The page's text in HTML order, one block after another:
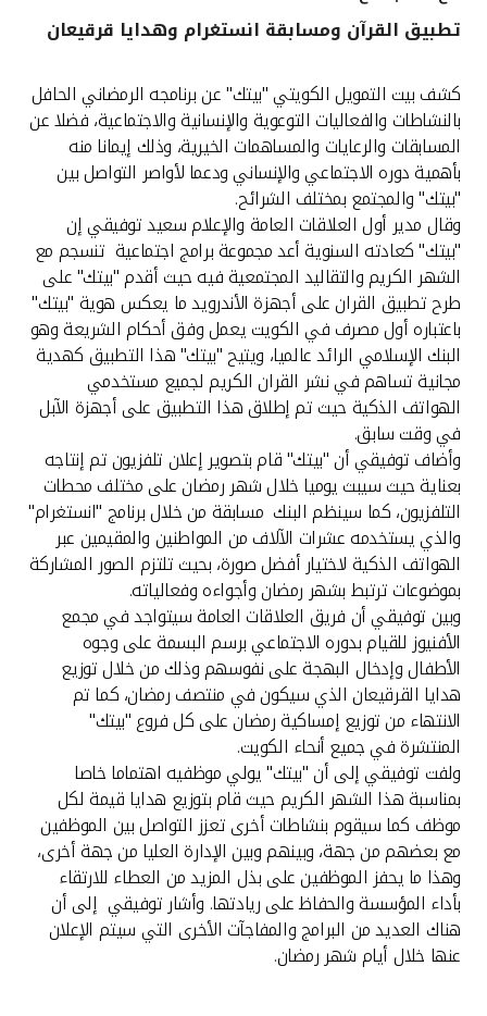
القنوات المصرفية
أدوات وخدمات
خدمات ما بعد البيع
اتصل بنا
مواقع الفروع وأجهزة الصرف الآلي
ألمانيا
ماليزيا
تركيا
مصر
المملكة المتحدة
مملكة البحرين
تطبيق القرآن ومسابقة انستغرام وهدايا قرقيعان
كشف بيت التمويل الكويتي "بيتك" عن برنامجه الرمضاني الحافل
بالنشاطات والفعاليات التوعوية والإنسانية والاجتماعية، فضلا عن
المسابقات والرعايات والمساهمات الخيرية، وذلك إيمانا منه
بأهمية دوره الاجتماعي والإنساني ودعما لأواصر التواصل بين
"بيتك" والمجتمع بمختلف الشرائح.
وقال مدير أول العلاقات العامة والإعلام سعيد توفيقي إن
"بيتك" كعادته السنوية أعد مجموعة برامج اجتماعية تنسجم مع
الشهر الكريم والتقاليد المجتمعية فيه حيث أقدم "بيتك" على
طرح تطبيق القران على أجهزة الأندرويد ما يعكس هوية "بيتك"
باعتباره أول مصرف في الكويت يعمل وفق أحكام الشريعة وهو
البنك الإسلامي الرائد عالميا، ويتيح "بيتك" هذا التطبيق كهدية
مجانية تساهم في نشر القران الكريم لجميع مستخدمي
الهواتف الذكية حيث تم إطلاق هذا التطبيق على أجهزة الآبل
في وقت سابق.
وأضاف توفيقي أن "بيتك" قام بتصوير إعلان تلفزيون تم إنتاجه
بعناية حيث سيبث يوميا خلال شهر رمضان على مختلف محطات
التلفزيون، كما سينظم البنك مسابقة من خلال برنامج "انستغرام"
والذي يستخدمه عشرات الآلاف من المواطنين والمقيمين عبر
الهواتف الذكية لاختيار أفضل صورة، بحيث تلتزم الصور المشاركة
بموضوعات ترتبط بشهر رمضان وأجواءه وفعالياته.
وبين توفيقي أن فريق العلاقات العامة سيتواجد في مجمع
الأفنيوز للقيام بدوره الاجتماعي برسم البسمة على وجوه
الأطفال وإدخال البهجة على نفوسهم وذلك من خلال توزيع
هدايا القرقيعان الذي سيكون في منتصف رمضان، كما تم
الانتهاء من توزيع إمساكية رمضان على كل فروع "بيتك"
المنتشرة في جميع أنحاء الكويت.
ولفت توفيقي إلى أن "بيتك" يولي موظفيه اهتماما خاصا
بمناسبة هذا الشهر الكريم حيث قام بتوزيع هدايا قيمة لكل
موظف كما سيقوم بنشاطات أخرى تعزز التواصل بين الموظفين
مع بعضهم من جهة، وبينهم وبين الإدارة العليا من جهة أخرى،
وهذا ما يحفز الموظفين على بذل المزيد من العطاء للارتقاء
بأداء المؤسسة والحفاظ على ريادتها. وأشار توفيقي إلى أن
هناك العديد من البرامج والمفاجآت الأخرى التي سيتم الإعلان
عنها خلال أيام شهر رمضان.